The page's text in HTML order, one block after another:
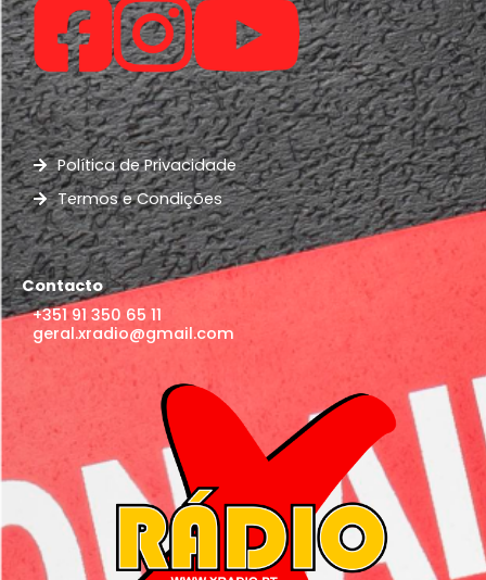
Política de Privacidade
Termos e Condições
Contacto
+351 91 350 65 11
geral.xradio@gmail.com